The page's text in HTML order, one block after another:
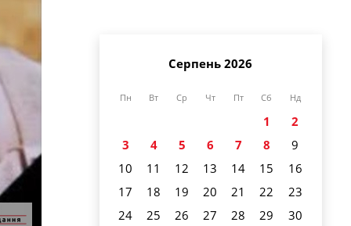
Серпень 2026
Пн Вт Ср Чт Пт Сб Нд
1
2
3
4 5 6 7 8
9
10
11 12 13 14 15
16
17
18 19 20 21 22
23
24
25 26 27 28 29
30